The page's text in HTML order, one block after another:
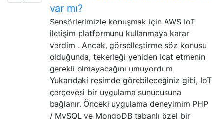
var mı?
Sensörlerimizle konuşmak için AWS IoT
iletişim platformunu kullanmaya karar
verdim . Ancak, görselleştirme söz konusu
olduğunda, tekerleği yeniden icat etmenin
gerekli olmayacağını umuyordum.
Yukarıdaki resimde görebileceğiniz gibi, IoT
çerçevesi bir uygulama sunucusuna
bağlanır. Önceki uygulama deneyimim PHP
/ MySQL ve MongoDB tabanlı özel bir